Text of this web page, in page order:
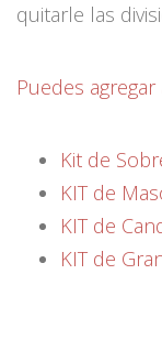
quitarle las
Puedes agregar
Kit de
KIT de
KIT de
KIT de